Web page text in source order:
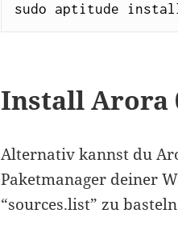
sudo aptitude
Install Arora
Alternativ kannst du
Paketmanager deiner
“sources.list” zu